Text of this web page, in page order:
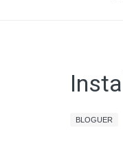
BLOGUER